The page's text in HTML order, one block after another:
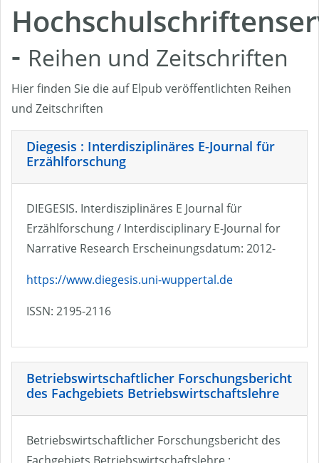
- Reihen und Zeitschriften
Hier finden Sie die auf Elpub veröffentlichten Reihen
und Zeitschriften
Diegesis : Interdisziplinäres E-Journal für
Erzählforschung
DIEGESIS. Interdisziplinäres E Journal für
Erzählforschung / Interdisciplinary E-Journal for
Narrative Research Erscheinungsdatum: 2012-
https://www.diegesis.uni-wuppertal.de
ISSN: 2195-2116
Betriebswirtschaftlicher Forschungsbericht
des Fachgebiets Betriebswirtschaftslehre
Betriebswirtschaftlicher Forschungsbericht des